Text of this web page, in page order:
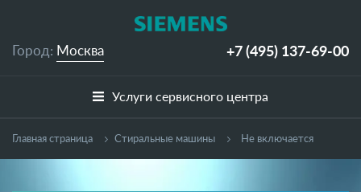
+7 (495) 137-69-00
Город: Москва
Услуги сервисного центра
Главная страница Cтиральные машины Не включается